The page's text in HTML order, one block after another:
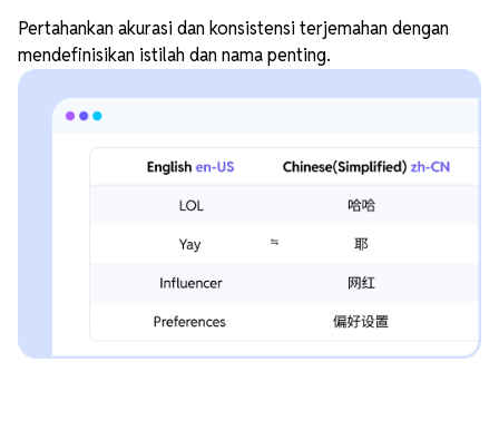
Pertahankan akurasi dan konsistensi terjemahan dengan
mendefinisikan istilah dan nama penting.